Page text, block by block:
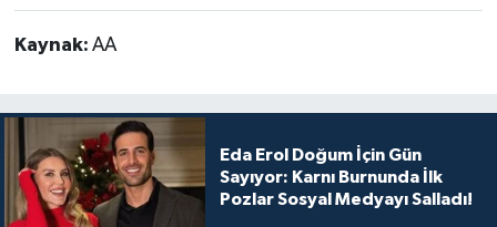
Kaynak: AA
Eda Erol Doğum İçin Gün
Sayıyor: Karnı Burnunda İlk
Pozlar Sosyal Medyayı Salladı!